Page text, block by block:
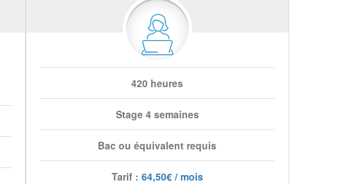
420 heures
Stage 4 semaines
Bac ou équivalent requis
Tarif : 64,50€ / mois